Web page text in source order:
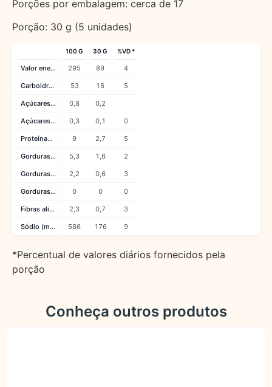
Porções por embalagem: cerca de 17
Porção: 30 g (5 unidades)
100 G 30 G %VD *
Valor energético (kcal) 295 89 4
Carboidratos (g) 53 16 5
Açúcares totais (g) 0,8 0,2
Açúcares adicionados (g) 0,3 0,1 0
Proteínas (g) 9 2,7 5
Gorduras totais (g) 5,3 1,6 2
Gorduras saturadas (g) 2,2 0,6 3
Gorduras trans (g) 0 0 0
Fibras alimentares (g) 2,3 0,7 3
Sódio (mg) 586 176 9
*Percentual de valores diários fornecidos pela
porção
Conheça outros produtos